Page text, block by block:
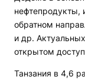
нефтепродукты,
обратном
и др.
открытом
Танзания в 4,6